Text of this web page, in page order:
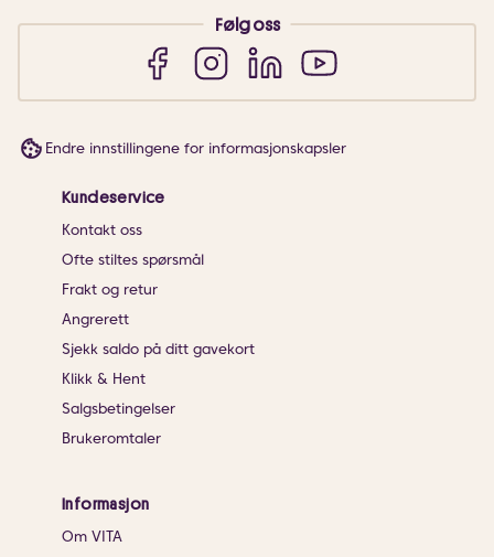
Følg oss
Endre innstillingene for informasjonskapsler
Kundeservice
Kontakt oss
Ofte stiltes spørsmål
Frakt og retur
Angrerett
Sjekk saldo på ditt gavekort
Klikk & Hent
Salgsbetingelser
Brukeromtaler
Informasjon
Om VITA